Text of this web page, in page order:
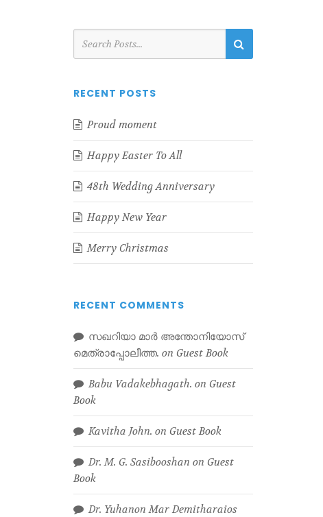
RECENT POSTS
Proud moment
Happy Easter To All
48th Wedding Anniversary
Happy New Year
Merry Christmas
RECENT COMMENTS
സഖറിയാ മാർ അന്തോനിയോസ്
മെത്രാപ്പോലീത്ത. on Guest Book
Babu Vadakebhagath. on Guest
Book
Kavitha John. on Guest Book
Dr. M. G. Sasibooshan on Guest
Book
Dr. Yuhanon Mar Demitharaios